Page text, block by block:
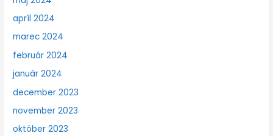
apríl 2024
marec 2024
február 2024
január 2024
december 2023
november 2023
október 2023